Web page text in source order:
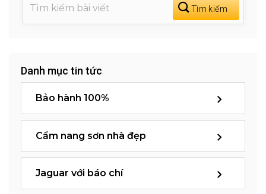
Danh mục tin tức
Bảo hành 100%
Cẩm nang sơn nhà đẹp
Jaguar với báo chí